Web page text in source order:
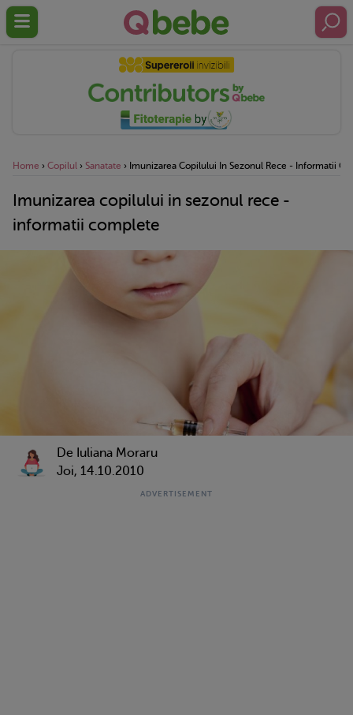
Home › Copilul › Sanatate › Imunizarea Copilului In Sezonul Rece - Informatii
Imunizarea copilului in sezonul rece -
informatii complete
De Iuliana Moraru
Joi, 14.10.2010